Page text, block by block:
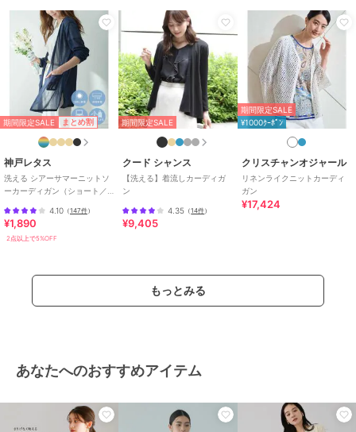
クルー・Uネック
ラウンドネッ
ク/カジュアル/レギュラー丈
(トップス)
カーディガン
ナイロン / ニット素材/レーヨ
ン素材/ 無地/ 長袖/洗える/
ストレッチ/ ライフスタイル/
クルー・Uネック/ラウンドネッ
ク
カジュアル
レギュラー丈
(トップス)
原産国 中国
期間限定SALE まとめ割
神戸レタス
洗える シアーサマーニットソ
ーカーディガン（ショート／
[C3703]
4.10 （147件）
¥1,890
2点以上で5%OFF
期間限定SALE
クード シャンス
【洗える】着流しカーディガ
ン
4.35 （14件）
¥9,405
期間限定SALE
¥1000ｸｰﾎﾟﾝ
クリスチャンオジャール
リネンライクニットカーディ
ガン
¥17,424
もっとみる
あなたへのおすすめアイテム